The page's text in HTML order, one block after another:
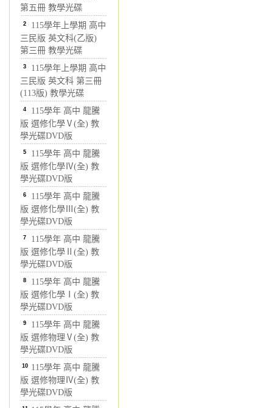
第五冊 教學光碟
2 115學年上學期 高中
三民版 英文科(乙版)
第三冊 教學光碟
3 115學年上學期 高中
三民版 英文科 第三冊
(113版) 教學光碟
4 115學年 高中 龍騰
版 選修化學Ⅴ(全) 教
學光碟DVD版
5 115學年 高中 龍騰
版 選修化學Ⅳ(全) 教
學光碟DVD版
6 115學年 高中 龍騰
版 選修化學Ⅲ(全) 教
學光碟DVD版
7 115學年 高中 龍騰
版 選修化學Ⅱ(全) 教
學光碟DVD版
8 115學年 高中 龍騰
版 選修化學Ⅰ(全) 教
學光碟DVD版
9 115學年 高中 龍騰
版 選修物理Ⅴ(全) 教
學光碟DVD版
10 115學年 高中 龍騰
版 選修物理Ⅳ(全) 教
學光碟DVD版